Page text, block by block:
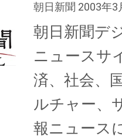
朝日新聞 2003年3
朝日新聞デ
ニュースサ
済、社会、
ルチャー、
報ニュース